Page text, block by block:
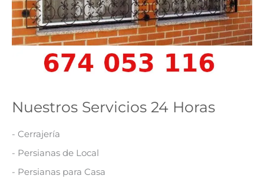
Nuestros Servicios 24 Horas
- Cerrajería
- Persianas de Local
- Persianas para Casa